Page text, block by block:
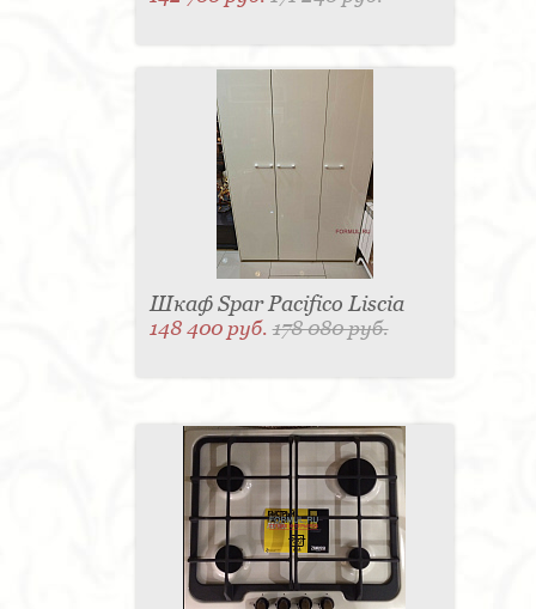
Шкаф Spar Pacifico Liscia
148 400 руб.178 080 руб.